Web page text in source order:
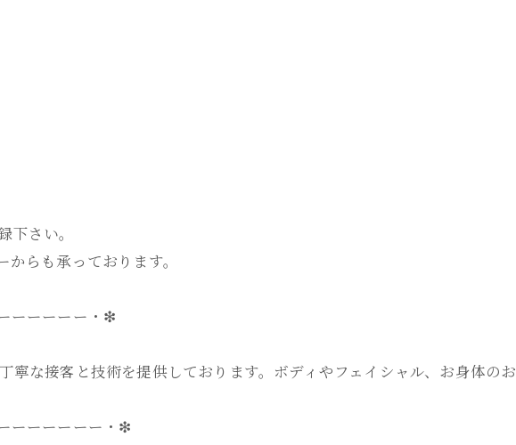
下さい。
らも承っております。
ーーーーー・❇
寧な接客と技術を提供しております。ボディやフェイシャル、お身体の
ーーーーーー・❇